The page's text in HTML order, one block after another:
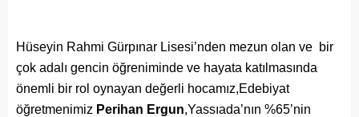
Hüseyin Rahmi Gürpınar Lisesi’nden mezun olan ve bir
çok adalı gencin öğreniminde ve hayata katılmasında
önemli bir rol oynayan değerli hocamız,Edebiyat
öğretmenimiz Perihan Ergun,Yassıada’nın %65’nin